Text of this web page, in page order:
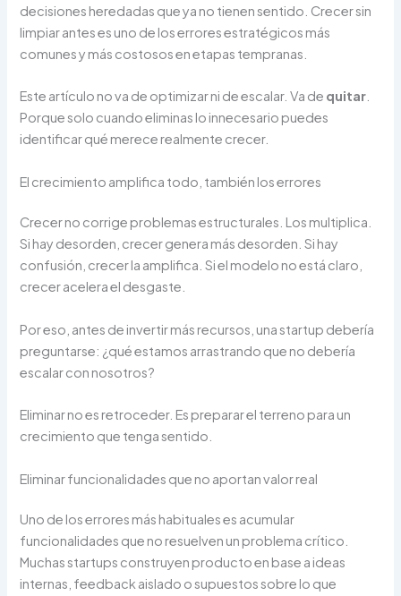
decisiones heredadas que ya no tienen sentido. Crecer sin
limpiar antes es uno de los errores estratégicos más
comunes y más costosos en etapas tempranas.
Este artículo no va de optimizar ni de escalar. Va de quitar
Porque solo cuando eliminas lo innecesario puedes
identificar qué merece realmente crecer.
El crecimiento amplifica todo, también los errores
Crecer no corrige problemas estructurales. Los multiplica.
Si hay desorden, crecer genera más desorden. Si hay
confusión, crecer la amplifica. Si el modelo no está claro,
crecer acelera el desgaste.
Por eso, antes de invertir más recursos, una startup debería
preguntarse: ¿qué estamos arrastrando que no debería
escalar con nosotros?
Eliminar no es retroceder. Es preparar el terreno para un
crecimiento que tenga sentido.
Eliminar funcionalidades que no aportan valor real
Uno de los errores más habituales es acumular
funcionalidades que no resuelven un problema crítico.
Muchas startups construyen producto en base a ideas
internas, feedback aislado o supuestos sobre lo que